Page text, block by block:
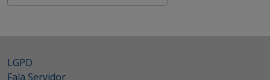
LGPD
Fala Servidor